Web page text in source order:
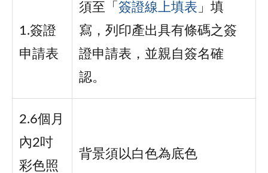
1.簽證
申請表
須至「 簽證線上填表 」填
寫，列印產出具有條碼之簽
證申請表，並親自簽名確
認。
2.6個月
內2吋
彩色照
背景須以白色為底色